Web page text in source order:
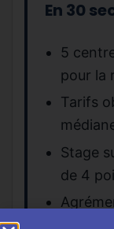
En 30
5
pour la
Tarifs
Stage
de 4